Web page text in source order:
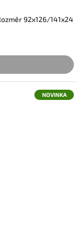
92x126/141x24
NOVINKA